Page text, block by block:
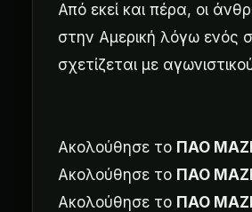
Από εκεί και πέρα, οι
στην Αμερική λόγω ενός
σχετίζεται με
Ακολούθησε το ΠΑΟ
Ακολούθησε το ΠΑΟ
Ακολούθησε το ΠΑΟ